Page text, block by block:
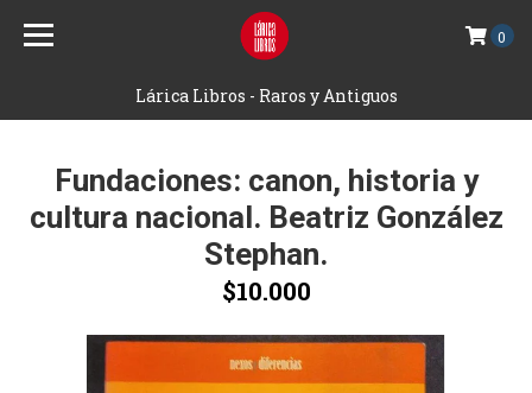
Lárica Libros - Raros y Antiguos
0
Fundaciones: canon, historia y
cultura nacional. Beatriz González
Stephan.
$10.000